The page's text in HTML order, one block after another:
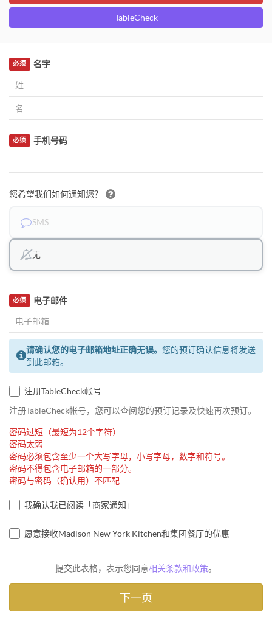
TableCheck
名字
必须
手机号码
必须
您希望我们如何通知您？
SMS
无
电子邮件
必须
请确认您的电子邮箱地址正确无误。 您的预订确认信息将发送
到此邮箱。
注册TableCheck帐号
注册TableCheck帐号，您可以查阅您的预订记录及快速再次预订。
密码过短（最短为12个字符）
密码太弱
密码必须包含至少一个大写字母，小写字母，数字和符号。
密码不得包含电子邮箱的一部分。
密码与密码（确认用）不匹配
我确认我已阅读「商家通知」
愿意接收Madison New York Kitchen和集团餐厅的优惠
提交此表格，表示您同意相关条款和政策。